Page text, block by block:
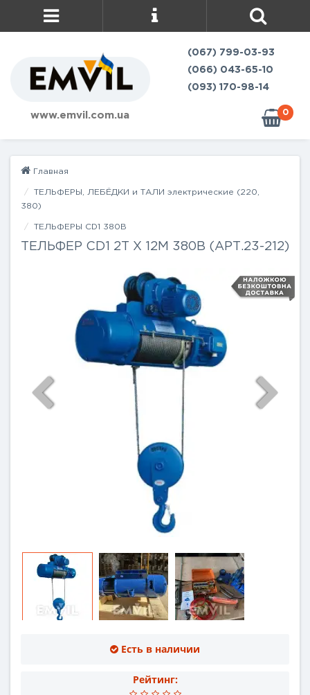
www.emvil.com.ua
(067) 799-03-93
(066) 043-65-10
(093) 170-98-14
0
Главная
ТЕЛЬФЕРЫ, ЛЕБЁДКИ и ТАЛИ электрические (220,
380)
ТЕЛЬФЕРЫ CD1 380В
ТЕЛЬФЕР CD1 2Т Х 12М 380В (АРТ.23-212)
Есть в наличии
Рейтинг: